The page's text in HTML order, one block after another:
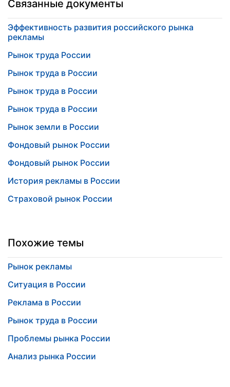
Связанные документы
Эффективность развития российского рынка
рекламы
Рынок труда России
Рынок труда в России
Рынок труда в России
Рынок труда в России
Рынок земли в России
Фондовый рынок России
Фондовый рынок России
История рекламы в России
Страховой рынок России
Похожие темы
Рынок рекламы
Ситуация в России
Реклама в России
Рынок труда в России
Проблемы рынка России
Анализ рынка России